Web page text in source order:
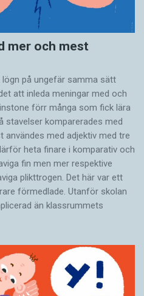
mer och mest
lögn på ungefär samma sätt
att inleda meningar med och
förr många som fick lära
stavelser komparerades med
användes med adjektiv med tre
heta finare i komparativ och
fin men mer respektive
plikttrogen. Det här var ett
förmedlade. Utanför skolan
än klassrummets